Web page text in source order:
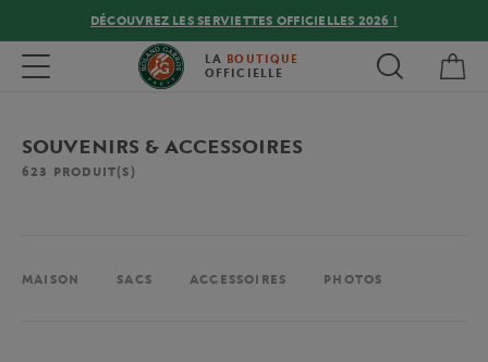
DÉCOUVREZ LES SERVIETTES OFFICIELLES 2026 !
Toggle navigation LA BOUTIQUE
OFFICIELLE
SOUVENIRS & ACCESSOIRES
623 PRODUIT(S)
MAISON SACS ACCESSOIRES PHOTOS